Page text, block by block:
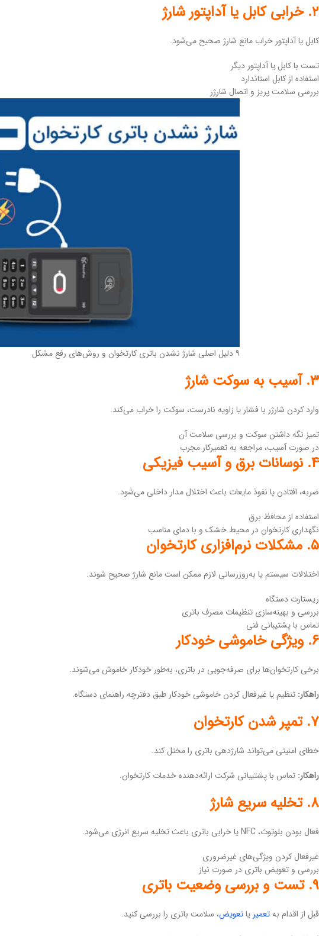
۲. خرابی کابل یا آداپتور شارژ
کابل یا آداپتور خراب مانع شارژ صحیح می‌شود.
تست با کابل یا آداپتور دیگر
استفاده از کابل استاندارد
بررسی سلامت پریز و اتصال شارژر
۹ دلیل اصلی شارژ نشدن باتری کارتخوان و روش‌های رفع مشکل
۳. آسیب به سوکت شارژ
وارد کردن شارژر با فشار یا زاویه نادرست، سوکت را خراب می‌کند.
تمیز نگه داشتن سوکت و بررسی سلامت آن
در صورت آسیب، مراجعه به تعمیرکار مجرب
۴. نوسانات برق و آسیب فیزیکی
ضربه، افتادن یا نفوذ مایعات باعث اختلال مدار داخلی می‌شود.
استفاده از محافظ برق
نگهداری کارتخوان در محیط خشک و با دمای مناسب
۵. مشکلات نرم‌افزاری کارتخوان
اختلالات سیستم یا به‌روزرسانی لازم ممکن است مانع شارژ صحیح شوند.
ریستارت دستگاه
بررسی و بهینه‌سازی تنظیمات مصرف باتری
تماس با پشتیبانی فنی
۶. ویژگی خاموشی خودکار
برخی کارتخوان‌ها برای صرفه‌جویی در باتری، به‌طور خودکار خاموش می‌شوند.
راهکار: تنظیم یا غیرفعال کردن خاموشی خودکار طبق دفترچه راهنمای دستگاه.
۷. تمپر شدن کارتخوان
خطای امنیتی می‌تواند شارژدهی باتری را مختل کند.
راهکار: تماس با پشتیبانی شرکت ارائه‌دهنده خدمات کارتخوان.
۸. تخلیه سریع شارژ
فعال بودن بلوتوث، NFC یا خرابی باتری باعث تخلیه سریع انرژی می‌شود.
غیرفعال کردن ویژگی‌های غیرضروری
بررسی و تعویض باتری در صورت نیاز
۹. تست و بررسی وضعیت باتری
قبل از اقدام بهتعمیر یاتعویض، سلامت باتری را بررسی کنید.